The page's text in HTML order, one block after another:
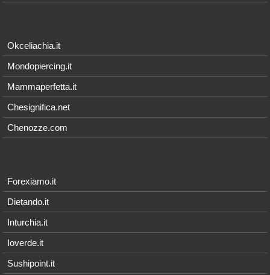
Okceliachia.it
Mondopiercing.it
Mammaperfetta.it
Chesignifica.net
Chenozze.com
Forexiamo.it
Dietando.it
Inturchia.it
Ioverde.it
Sushipoint.it